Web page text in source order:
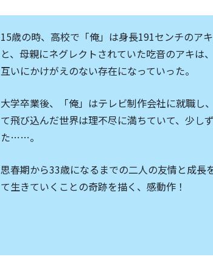
15歳の時、高校で「俺」は身長191センチのア
と、母親にネグレクトされていた吃音のアキは
互いにかけがえのない存在になっていった。
大学卒業後、「俺」はテレビ制作会社に就職し
て飛び込んだ世界は理不尽に満ちていて、少し
た……。
思春期から33歳になるまでの二人の友情と成長
て生きていくことの奇跡を描く、感動作！